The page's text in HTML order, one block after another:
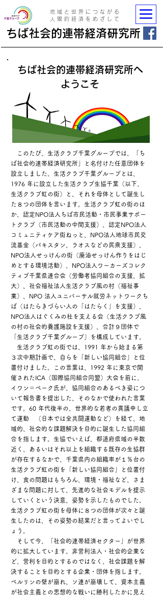
ちば社会的連帯経済研究所
地域と世界につながる
人間的経済をめざして
ちば社会的連帯経済研究所へ
​ようこそ
このたび、生活クラブ千葉グループでは、「ち
ば社会的連帯経済研究所」と名付けた任意団体を
設立しました。生活クラブ千葉グループとは、
1976 年に設立した生活クラブ生協千葉（以下、
生活クラブ虹の街）と、それを母体として誕生し
た８つの団体を言います。生活クラブ虹の街のほ
か、認定NPO法人ちば市民活動・市民事業サポー
トクラブ（市民活動の中間支援）、認定NPO法人
コミュニティケア街ねっと、NPO法人地球市民交
流基金（パキスタン、ラオスなどの民衆支援）、
NPO法人せっけんの街（廃油せっけん作りをはじ
めとする環境活動）、NPO法人ワーカーズコレク
ティブ千葉県連合会（労働者協同組合の支援、拡
大）、社会福祉法人生活クラブ風の村（福祉事
業）、NPO 法人ユニバーサル就労ネットワークち
ば（はたらきづらい人の「はたらく」を支援）、
NPO法人はぐくみの杜を支える会（生活クラブ風
の村の社会的養護施設を支援）、合計９団体で
「生活クラブ千葉グループ」を構成しています。
生活クラブ虹の街では、1991 年から始まる第
３次中期計画で、自らを「新しい協同組合」と位
置付けました。この言葉は、1992 年に東京で開
催されたICA（国際協同組合同盟）大会を前に、
イワン＝ベーク氏が、協同組合のあるべき姿につ
いて報告書を提出した、そのなかで使われた言葉
です。60 年代後半の、世界的な若者の異議申し立
て運動 （日本では全共闘運動など）を経て、地
域的、社会的な課題解決を目的に誕生した協同組
合を指します。生協でいえば、都道府県域の半数
近く、あるいはそれ以上を組織する既存の生協群
が存在するなかで、千葉県内の組織率が１％台の
生活クラブ虹の街を「新しい協同組合」と位置付
け、食の問題はもちろん、環境・福祉など、さま
ざまな問題に対して、先進的な社会モデルを提示
していくという決意、姿勢を示したものでした。
生活クラブ虹の街を母体に８つの団体が次々と誕
生したのは、その姿勢の結果だと言ってよいでし
ょう。
そして今、「社会的連帯経済セクター」が世界
的に拡大しています。非営利法人・社会的企業な
ど、営利を目的とするのではなく、社会課題を解
決することを目的とする企業・団体を指します。
ベルリンの壁が崩れ、ソ連が崩壊して、資本主義
が社会主義との思想的な戦いに勝利したかに見え